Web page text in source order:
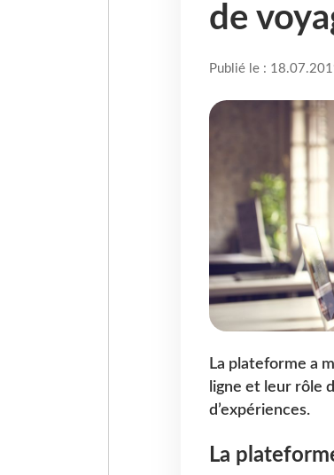
de
Publié le :
La plateforme a
ligne et leur rôle
d’expériences.
La